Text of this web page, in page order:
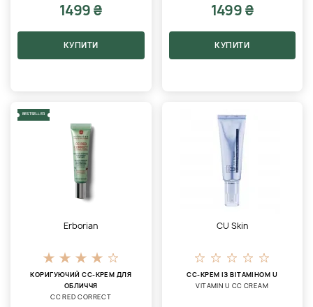
1499 ₴
КУПИТИ
1499 ₴
КУПИТИ
BESTSELLER
Erborian
КОРИГУЮЧИЙ СС-КРЕМ ДЛЯ
ОБЛИЧЧЯ
СС RED CORRECT
CU Skin
СС-КРЕМ ІЗ ВІТАМІНОМ U
VITAMIN U CC CREAM